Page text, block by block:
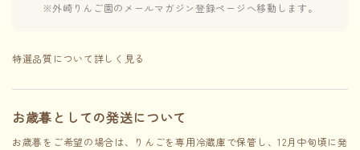
※外崎りんご園のメールマガジン登録ページへ移動します。
特選品質について詳しく見る
お歳暮としての発送について
お歳暮をご希望の場合は、りんごを専用冷蔵庫で保管し、12月中旬頃に発